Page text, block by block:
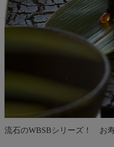
流石のWBSBシリーズ！ お